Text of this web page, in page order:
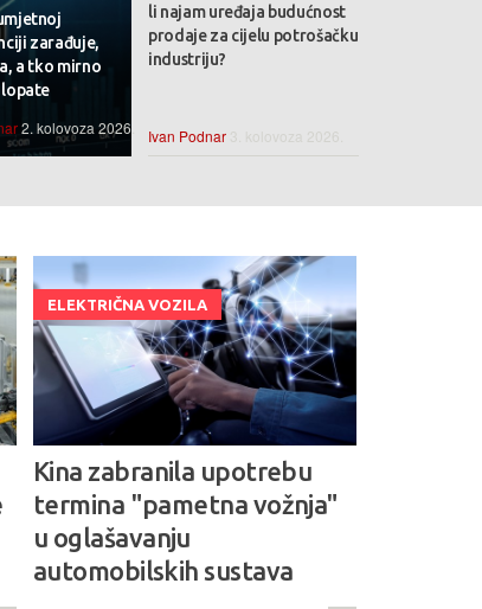
zarađuje,
a tko mirno
2. kolovoza 2026.
li najam uređaja budućnost
prodaje za cijelu potrošačku
industriju?
Ivan Podnar 3. kolovoza 2026.
ELEKTRIČNA VOZILA
Kina zabranila upotrebu
termina "pametna vožnja"
u oglašavanju
automobilskih sustava